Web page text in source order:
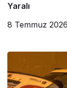
Yaralı
8 Temmuz